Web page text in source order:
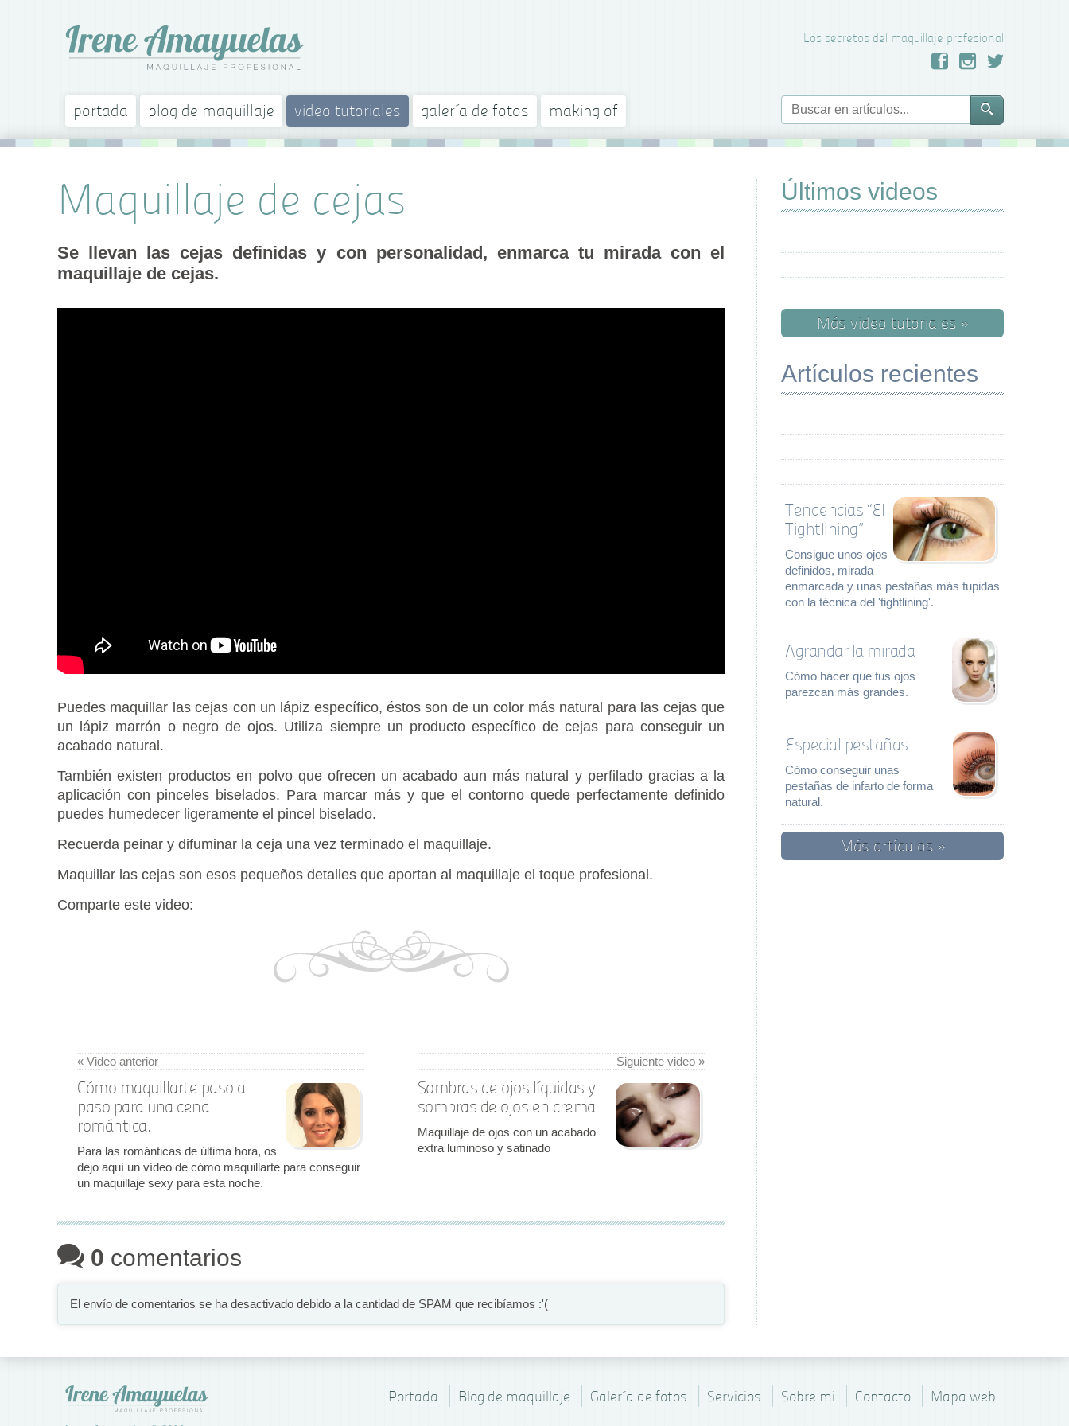
Los secretos del maquillaje profesional
portada blog de maquillaje video tutoriales galería de fotos making of
Maquillaje de cejas
Se llevan las cejas definidas y con personalidad, enmarca tu mirada con el
maquillaje de cejas.
Puedes maquillar las cejas con un lápiz específico, éstos son de un color más natural para las cejas que
un lápiz marrón o negro de ojos. Utiliza siempre un producto específico de cejas para conseguir un
acabado natural.
También existen productos en polvo que ofrecen un acabado aun más natural y perfilado gracias a la
aplicación con pinceles biselados. Para marcar más y que el contorno quede perfectamente definido
puedes humedecer ligeramente el pincel biselado.
Recuerda peinar y difuminar la ceja una vez terminado el maquillaje.
Maquillar las cejas son esos pequeños detalles que aportan al maquillaje el toque profesional.
Comparte este video:
« Video anterior
Cómo maquillarte paso a
paso para una cena
romántica.
Para las románticas de última hora, os
dejo aquí un vídeo de cómo maquillarte para conseguir
un maquillaje sexy para esta noche.
Siguiente video »
Sombras de ojos líquidas y
sombras de ojos en crema
Maquillaje de ojos con un acabado
extra luminoso y satinado
0 comentarios
El envío de comentarios se ha desactivado debido a la cantidad de SPAM que recibíamos :'(
Últimos videos
Más video tutoriales »
Artículos recientes
Tendencias “El
Tightlining”
Consigue unos ojos
definidos, mirada
enmarcada y unas pestañas más tupidas
con la técnica del 'tightlining'.
Agrandar la mirada
Cómo hacer que tus ojos
parezcan más grandes.
Especial pestañas
Cómo conseguir unas
pestañas de infarto de forma
natural.
Más artículos »
Portada Blog de maquillaje Galería de fotos Servicios Sobre mi Contacto Mapa web